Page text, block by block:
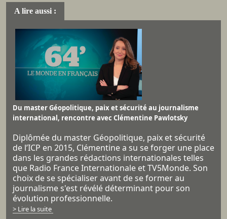
A lire aussi :
Du master Géopolitique, paix et sécurité au journalisme
international, rencontre avec Clémentine Pawlotsky
Diplômée du master Géopolitique, paix et sécurité
de l’ICP en 2015, Clémentine a su se forger une place
dans les grandes rédactions internationales telles
que Radio France Internationale et TV5Monde. Son
choix de se spécialiser avant de se former au
journalisme s'est révélé déterminant pour son
évolution professionnelle.
> Lire la suite